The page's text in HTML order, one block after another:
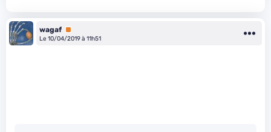
wagaf Premium
Le 10/04/2019 à 11h51